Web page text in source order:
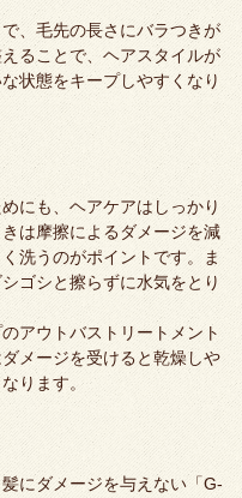
、毛先の長さにバラつきが
ることで、ヘアスタイルが
状態をキープしやすくなり
にも、ヘアケアはしっかり
は摩擦によるダメージを減
洗うのがポイントです。ま
ゴシと擦らずに水気をとり
アウトバストリートメント
メージを受けると乾燥しや
ります。
にダメージを与えない「G-